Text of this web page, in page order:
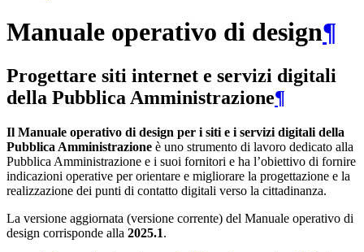
Manuale operativo di design¶
Progettare siti internet e servizi digitali
della Pubblica Amministrazione¶
Il Manuale operativo di design per i siti e i servizi digitali della
Pubblica Amministrazione è uno strumento di lavoro dedicato alla
Pubblica Amministrazione e i suoi fornitori e ha l’obiettivo di fornire
indicazioni operative per orientare e migliorare la progettazione e la
realizzazione dei punti di contatto digitali verso la cittadinanza.
La versione aggiornata (versione corrente) del Manuale operativo di
design corrisponde alla 2025.1.